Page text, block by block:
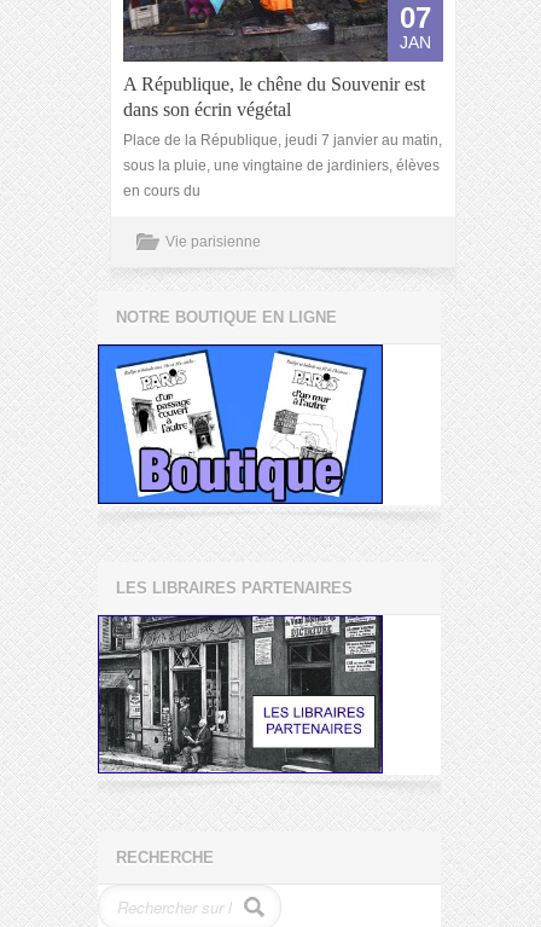
07
JAN
A République, le chêne du Souvenir est
dans son écrin végétal
Place de la République, jeudi 7 janvier au matin,
sous la pluie, une vingtaine de jardiniers, élèves
en cours du
Vie parisienne
NOTRE BOUTIQUE EN LIGNE
LES LIBRAIRES PARTENAIRES
RECHERCHE